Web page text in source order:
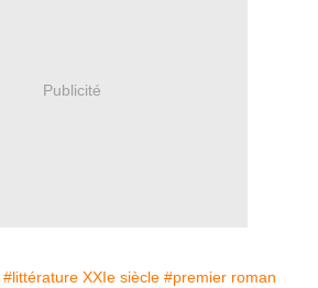
Publicité
#littérature XXIe siècle #premier roman